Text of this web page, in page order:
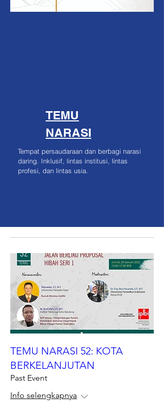
TEMU
NARASI
Tempat persaudaraan dan berbagi narasi
daring. Inklusif, lintas institusi, lintas
profesi, dan lintas usia.
TEMU NARASI 52: KOTA
BERKELANJUTAN
Past Event
Info selengkapnya